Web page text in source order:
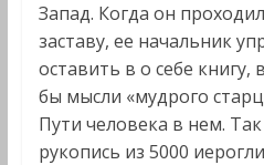
Запад. Когда он
заставу, ее начальник
оставить в о себе книгу,
бы мысли «мудрого
Пути человека в нем.
рукопись из 5000